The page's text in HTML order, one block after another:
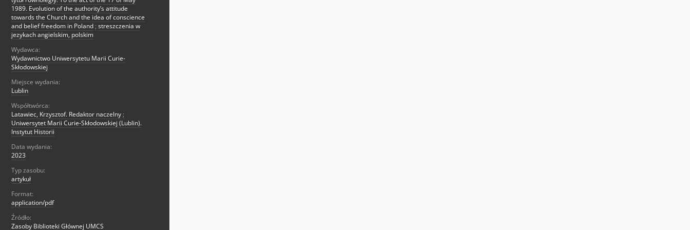
1989. Evolution of the authority’s attitude
towards the Church and the idea of conscience
and belief freedom in Poland ; streszczenia w
jezykach angielskim, polskim
Wydawca:
Wydawnictwo Uniwersytetu Marii Curie-
Skłodowskiej
Miejsce wydania:
Lublin
Współtwórca:
Latawiec, Krzysztof. Redaktor naczelny ;
Uniwersytet Marii Curie-Skłodowskiej (Lublin).
Instytut Historii
Data wydania:
2023
Typ zasobu:
artykuł
Format:
application/pdf
Źródło:
Zasoby Biblioteki Głównej UMCS